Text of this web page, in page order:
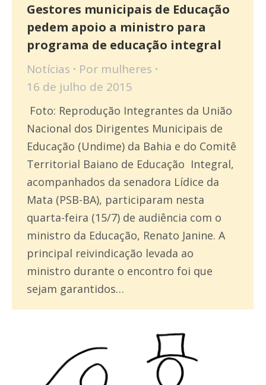
Gestores municipais de Educação
pedem apoio a ministro para
programa de educação integral
Notícias Por mulheres
16 de julho de 2015
Foto: Reprodução Integrantes da União
Nacional dos Dirigentes Municipais de
Educação (Undime) da Bahia e do Comitê
Territorial Baiano de Educação Integral,
acompanhados da senadora Lídice da
Mata (PSB-BA), participaram nesta
quarta-feira (15/7) de audiência com o
ministro da Educação, Renato Janine. A
principal reivindicação levada ao
ministro durante o encontro foi que
sejam garantidos…